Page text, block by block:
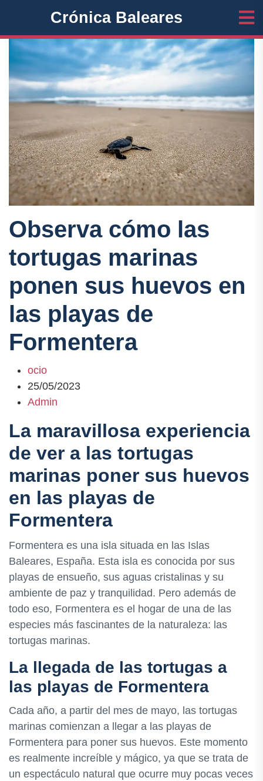
Crónica Baleares
Observa cómo las
tortugas marinas
ponen sus huevos en
las playas de
Formentera
ocio
25/05/2023
Admin
La maravillosa experiencia
de ver a las tortugas
marinas poner sus huevos
en las playas de
Formentera
Formentera es una isla situada en las Islas
Baleares, España. Esta isla es conocida por sus
playas de ensueño, sus aguas cristalinas y su
ambiente de paz y tranquilidad. Pero además de
todo eso, Formentera es el hogar de una de las
especies más fascinantes de la naturaleza: las
tortugas marinas.
La llegada de las tortugas a
las playas de Formentera
Cada año, a partir del mes de mayo, las tortugas
marinas comienzan a llegar a las playas de
Formentera para poner sus huevos. Este momento
es realmente increíble y mágico, ya que se trata de
un espectáculo natural que ocurre muy pocas veces